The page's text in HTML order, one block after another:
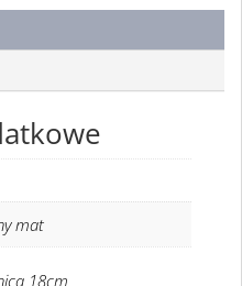
mat
18cm